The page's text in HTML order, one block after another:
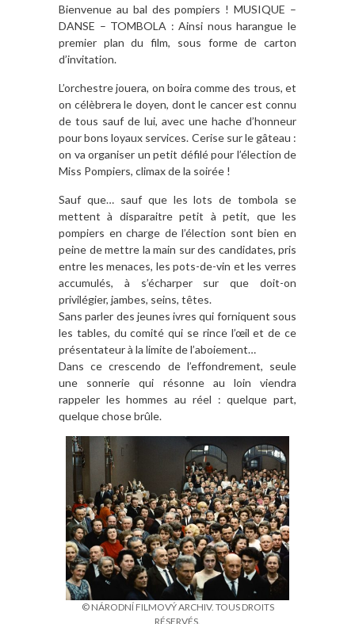
Bienvenue au bal des pompiers ! MUSIQUE –
DANSE – TOMBOLA : Ainsi nous harangue le
premier plan du film, sous forme de carton
d’invitation.
L’orchestre jouera, on boira comme des trous, et
on célèbrera le doyen, dont le cancer est connu
de tous sauf de lui, avec une hache d’honneur
pour bons loyaux services. Cerise sur le gâteau :
on va organiser un petit défilé pour l’élection de
Miss Pompiers, climax de la soirée !
Sauf que… sauf que les lots de tombola se
mettent à disparaitre petit à petit, que les
pompiers en charge de l’élection sont bien en
peine de mettre la main sur des candidates, pris
entre les menaces, les pots-de-vin et les verres
accumulés, à s’écharper sur que doit-on
privilégier, jambes, seins, têtes.
Sans parler des jeunes ivres qui forniquent sous
les tables, du comité qui se rince l’œil et de ce
présentateur à la limite de l’aboiement…
Dans ce crescendo de l’effondrement, seule
une sonnerie qui résonne au loin viendra
rappeler les hommes au réel : quelque part,
quelque chose brûle.
© NÁRODNÍ FILMOVÝ ARCHIV. TOUS DROITS
RÉSERVÉS.